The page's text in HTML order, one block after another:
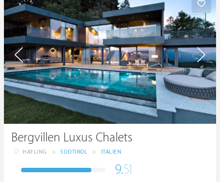
Bergvillen Luxus Chalets
HAFLING > SÜDTIROL > ITALIEN
9.51